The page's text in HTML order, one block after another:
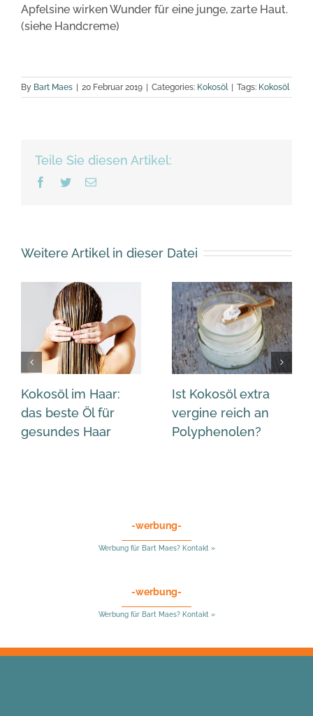
Apfelsine wirken Wunder für eine junge, zarte Haut.
(siehe Handcreme)
By Bart Maes 20 Februar 2019 Categories: Kokosöl Tags: Kokosöl
Teile Sie diesen Artikel:
Facebook
TwitterEmail
Weitere Artikel in dieser Datei
Kokosöl im Haar:
das beste Öl für
gesundes Haar
Ist Kokosöl extra
vergine reich an
Polyphenolen?
-werbung-
Werbung für Bart Maes? Kontakt »
-werbung-
Werbung für Bart Maes? Kontakt »